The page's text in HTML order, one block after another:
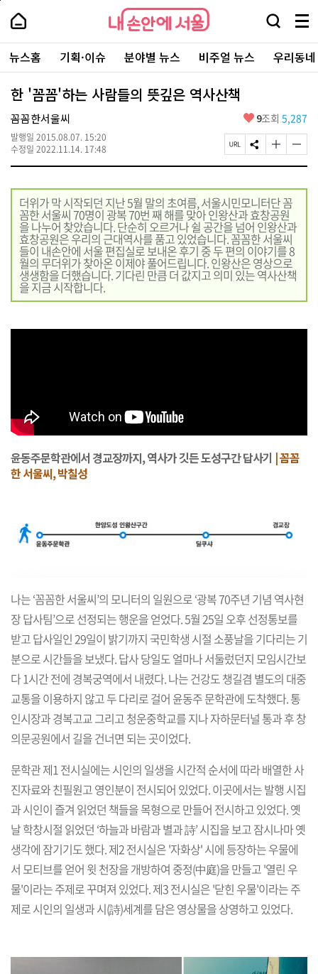
본
로
가
내
손
안
에
서
울
-
서
울
시
대
표
소
포
털
내
손
에
울
검
창
열
기
메
뉴
전
체
보
주
요
서
뉴스홈 기획·이슈 분야별 뉴스 비주얼 뉴스 우리동
한 '꼼꼼'하는 사람들의 뜻깊은 역사산책
꼼꼼한서울씨
발행일 2015.08.07. 15:20
수정일 2022.11.14. 17:48
좋
요
9조회 5,287
페
이
U
R
L
복
사
S
N
공
유
하
기
글
자
기
크
게
변
경
하
기
글
자
기
더위가 막 시작되던 지난 5월 말의 초여름, 서울시민모니터단 꼼
꼼한 서울씨 70명이 광복 70번 째 해를 맞아 인왕산과 효창공원
을 나누어 찾았습니다. 단순히 오르거나 쉴 공간을 넘어 인왕산과
효창공원은 우리의 근대역사를 품고 있었습니다. 꼼꼼한 서울씨
들이 내손안에 서울 편집실로 보내온 후기 중 두 편의 이야기를 8
월의 무더위가 찾아온 이제야 풀어드립니다. 인왕산은 영상으로
생생함을 더했습니다. 기다린 만큼 더 값지고 의미 있는 역사산책
을 지금 시작합니다.
윤동주문학관에서 경교장까지, 역사가 깃든 도성구간 답사기 | 꼼꼼
한 서울씨, 박칠성
나는 ‘꼼꼼한 서울씨’의 모니터의 일원으로 ‘광복 70주년 기념 역사현
장 답사팀’으로 선정되는 행운을 얻었다. 5월 25일 오후 선정통보를
받고 답사일인 29일이 밝기까지 국민학생 시절 소풍날을 기다리는 기
분으로 시간들을 보냈다. 답사 당일도 얼마나 서둘렀던지 모임시간보
다 1시간 전에 경복궁역에서 내렸다. 나는 건강도 챙길겸 별도의 대중
교통을 이용하지 않고 두 다리로 걸어 윤동주 문학관에 도착했다. 통
인시장과 경복고교 그리고 청운중학교를 지나 자하문터널 통과 후 창
의문공원에서 길을 건너면 되는 곳이었다.
문학관 제1 전시실에는 시인의 일생을 시간적 순서에 따라 배열한 사
진자료와 친필원고 영인분이 전시되어 있었다. 이곳에서는 발행 시집
과 시인이 즐겨 읽었던 책들을 목형으로 만들어 전시하고 있었다. 옛
날 학창시절 읽었던 ‘하늘과 바람과 별과 詩’ 시집을 보고 잠시나마 옛
생각에 잠기기도 했다. 제2 전시실은 '자화상' 시에 등장하는 우물에
서 모티브를 얻어 윗 천장을 개방하여 중정(中庭)을 만들고 '열린 우
물'이라는 주제로 꾸며져 있었다. 제3 전시실은 '닫힌 우물'이라는 주
제로 시인의 일생과 시(詩)세계를 담은 영상물을 상영하고 있었다.
페
상
단
로